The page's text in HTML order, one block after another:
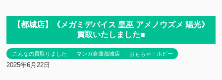
【都城店】《メガミデバイス 皇巫 アメノウズメ 陽光》
買取いたしました■
こんなの買取りました マンガ倉庫都城店 おもちゃ・ホビー
2025年6月22日